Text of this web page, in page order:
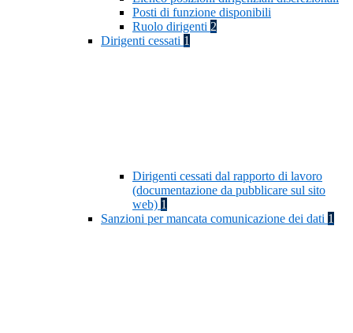
Posti di funzione disponibili
Ruolo dirigenti 2
Dirigenti cessati 1
Dirigenti cessati dal rapporto di lavoro
(documentazione da pubblicare sul sito
web) 1
Sanzioni per mancata comunicazione dei dati 1